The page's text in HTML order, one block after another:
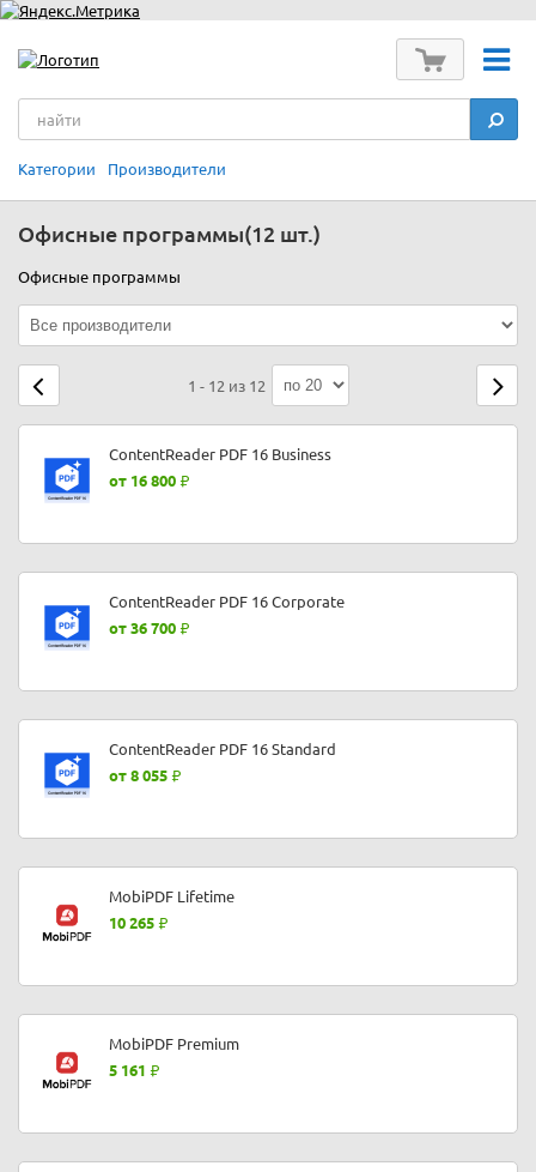
Категории Производители
Офисные программы(12 шт.)
Офисные программы
1 - 12 из 12
ContentReader PDF 16 Business
от 16 800
ContentReader PDF 16 Corporate
от 36 700
ContentReader PDF 16 Standard
от 8 055
MobiPDF Lifetime
10 265
MobiPDF Premium
5 161